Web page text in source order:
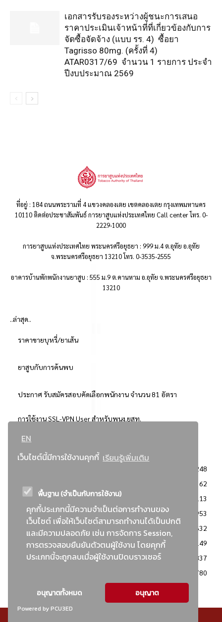
EN
เว็บไซต์นี้มีการใช้งานคุกกี้ เรียนรู้เพิ่มเติม
พื้นฐาน (จำเป็นกับการใช้งาน)
คุกกี้ประเภทนี้มีความจำเป็นต่อการทำงานของ
เว็บไซต์ เพื่อให้เว็บไซต์สามารถทำงานได้เป็นปกติ
และมีความปลอดภัย เช่น การจัดการ Session,
การตรวจสอบยืนยันตัวตนผู้ใช้งาน โดยคุกกี้
ประเภทนี้จะถูกลบเมื่อผู้ใช้งานปิดบราวเซอร์
อนุญาตทั้งหมด อนุญาต
Powered by PCU3ED
เอกสารรับรองระหว่างผู้ชนะการเสนอ
ราคาประเมินเจ้าหน้าที่ที่เกี่ยวข้องกับการ
จัดซื้อจัดจ้าง (แบบ รร. 4) ซื้อยา
Tagrisso 80mg. (ครั้งที่ 4)
ATAR0317/69 จำนวน 1 รายการ ประจำ
ปีงบประมาณ 2569
ที่อยู่ : 184 ถนนพระรามที่ 4 แขวงคลองเตย เขตคลองเตย กรุงเทพมหานคร
10110 ติดต่อประชาสัมพันธ์ การยาสูบแห่งประเทศไทย Call center โทร. 0-
2229-1000
การยาสูบแห่งประเทศไทย พระนครศรีอยุธยา : 999 ม.4 ต.อุทัย อ.อุทัย
จ.พระนครศรีอยุธยา 13210 โทร. 0-3535-2555
อาคารบ้านพักพนักงานยาสูบ : 555 ม.9 ต.คานหาม อ.อุทัย จ.พระนครศรีอยุธยา
13210
..ล่าสุด..
ราคาขายบุหรี่/ยาเส้น
ยาสูบกับการค้นพบ
ประกาศ รับสมัครสอบคัดเลือกพนักงาน จำนวน 81 อัตรา
การใช้งาน SSL-VPN User สำหรับพนง.ยสท.
..ยอดนิยม..
3248
2362
: วิธีเฉพาะเจาะจง
2113
ข่าวสาร/ประกาศ
1953
: เอกสารส่งเสริมความโปร่งใสในการจัดซื้อจัดจ้าง
1632
ข่าวสารจัดซื้อจัดจ้าง
1149
: แผนการจัดซื้อจัดจ้าง
837
780